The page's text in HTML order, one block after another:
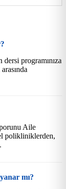
programınıza
arasında
Aile
polikliniklerden,
mı?